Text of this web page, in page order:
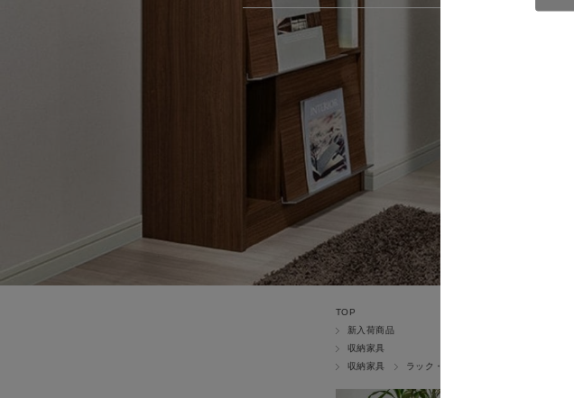
TOP
新入荷商品
収納家具
収納家具
ラック・シェルフ